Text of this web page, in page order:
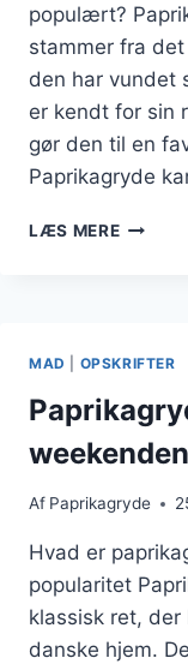
populært?
stammer fra
den har vundet
er kendt for sin
gør den til en
Paprikagryde
LÆS MERE
MAD OPSKRIFTER
weekenden
Af Paprikagryde
Hvad er
popularitet
klassisk ret,
danske hjem.